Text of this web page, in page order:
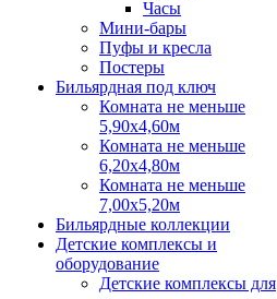
Часы
Мини-бары
Пуфы и кресла
Постеры
Бильярдная под ключ
Комната не меньше
5,90х4,60м
Комната не меньше
6,20х4,80м
Комната не меньше
7,00х5,20м
Бильярдные коллекции
Детские комплексы и
оборудование
Детские комплексы для